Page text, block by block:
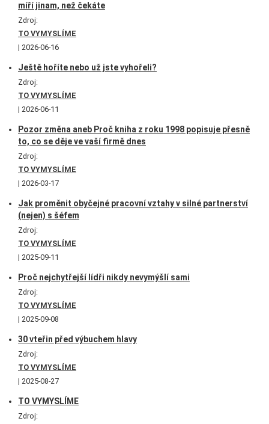
míří jinam, než čekáte
Zdroj:
TO VYMYSLÍME
2026-06-16
Ještě hoříte nebo už jste vyhořeli?
Zdroj:
TO VYMYSLÍME
2026-06-11
Pozor změna aneb Proč kniha z roku 1998 popisuje přesně
to, co se děje ve vaší firmě dnes
Zdroj:
TO VYMYSLÍME
2026-03-17
Jak proměnit obyčejné pracovní vztahy v silné partnerství
(nejen) s šéfem
Zdroj:
TO VYMYSLÍME
2025-09-11
Proč nejchytřejší lídři nikdy nevymýšlí sami
Zdroj:
TO VYMYSLÍME
2025-09-08
30 vteřin před výbuchem hlavy
Zdroj:
TO VYMYSLÍME
2025-08-27
TO VYMYSLÍME
Zdroj: